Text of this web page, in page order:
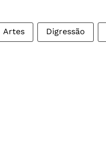
Artes Digressão